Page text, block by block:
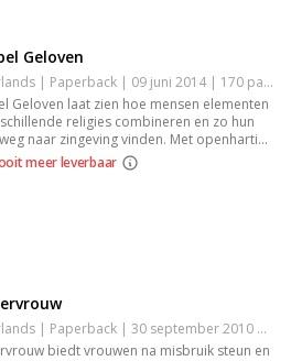
Geloven
Nederlands | Paperback | 09 juni 2014 | 170 pagina's | 9789490708863
Geloven laat zien hoe mensen elementen
religies combineren en zo hun
naar zingeving vinden. Met openhartige
en inspirerende verhalen over geloof
traditionele grenzen.
meer leverbaar
Nederlands | Paperback | 30 september 2010 | 80 pagina's | 9789058111036
biedt vrouwen na misbruik steun en